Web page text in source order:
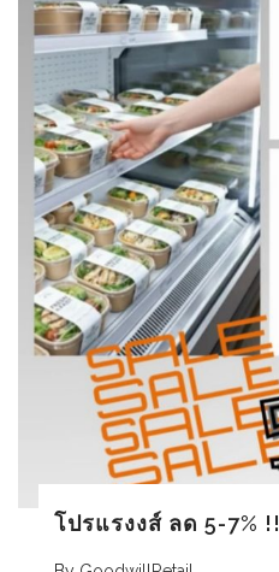
โปรแรงงส์ ลด 5-7% !!